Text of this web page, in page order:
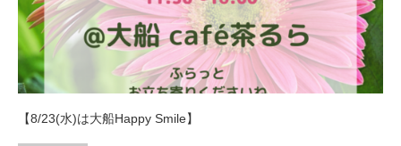
【8/23(水)は大船Happy Smile】